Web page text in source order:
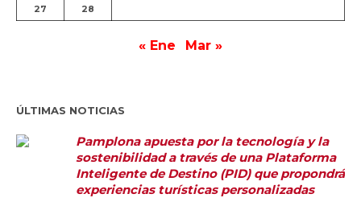
27 28
« Ene Mar »
ÚLTIMAS NOTICIAS
Pamplona apuesta por la tecnología y la
sostenibilidad a través de una Plataforma
Inteligente de Destino (PID) que propondrá
experiencias turísticas personalizadas